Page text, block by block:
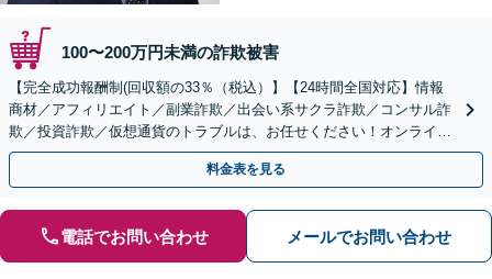
100〜200万円未満の詐欺被害
【完全成功報酬制(回収額の33％（税込）】【24時間全国対応】情報
商材／アフィリエイト／副業詐欺／出会い系サクラ詐欺／コンサル詐
欺／投資詐欺／仮想通貨のトラブルは、お任せください！オンライン
のみで解決も可能！
料金表を見る
電話でお問い合わせ メールでお問い合わせ